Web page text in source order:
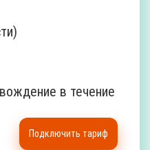
в течение
Подключить тариф